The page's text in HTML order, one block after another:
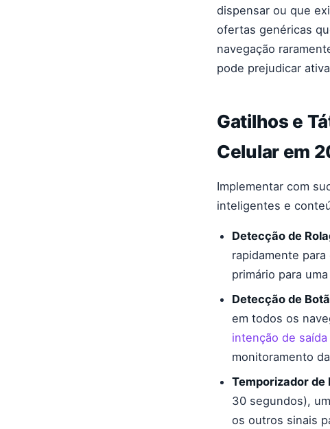
dispensar ou que
ofertas genéricas
navegação
pode prejudicar
Gatilhos e
Celular em
Implementar com
inteligentes e
Detecção de
rapidamente
primário para uma
Detecção de
em todos os
intenção de
monitoramento
Temporizador de
30 segundos),
os outros sinais